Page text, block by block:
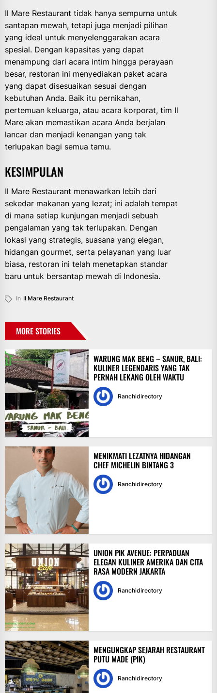
Il Mare Restaurant tidak hanya sempurna untuk
santapan mewah, tetapi juga menjadi pilihan
yang ideal untuk menyelenggarakan acara
spesial. Dengan kapasitas yang dapat
menampung dari acara intim hingga perayaan
besar, restoran ini menyediakan paket acara
yang dapat disesuaikan sesuai dengan
kebutuhan Anda. Baik itu pernikahan,
pertemuan keluarga, atau acara korporat, tim Il
Mare akan memastikan acara Anda berjalan
lancar dan menjadi kenangan yang tak
terlupakan bagi semua tamu.
KESIMPULAN
Il Mare Restaurant menawarkan lebih dari
sekedar makanan yang lezat; ini adalah tempat
di mana setiap kunjungan menjadi sebuah
pengalaman yang tak terlupakan. Dengan
lokasi yang strategis, suasana yang elegan,
hidangan gourmet, serta pelayanan yang luar
biasa, restoran ini telah menetapkan standar
baru untuk bersantap mewah di Indonesia.
In Il Mare Restaurant
MORE STORIES
WARUNG MAK BENG – SANUR, BALI:
KULINER LEGENDARIS YANG TAK
PERNAH LEKANG OLEH WAKTU
Ranchidirectory
MENIKMATI LEZATNYA HIDANGAN
CHEF MICHELIN BINTANG 3
Ranchidirectory
UNION PIK AVENUE: PERPADUAN
ELEGAN KULINER AMERIKA DAN CITA
RASA MODERN JAKARTA
Ranchidirectory
MENGUNGKAP SEJARAH RESTAURANT
PUTU MADE (PIK)
Ranchidirectory